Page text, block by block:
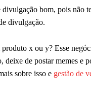
bom, pois não
divulgação.
x ou y? Esse
de postar memes e
sobre isso e gestão de